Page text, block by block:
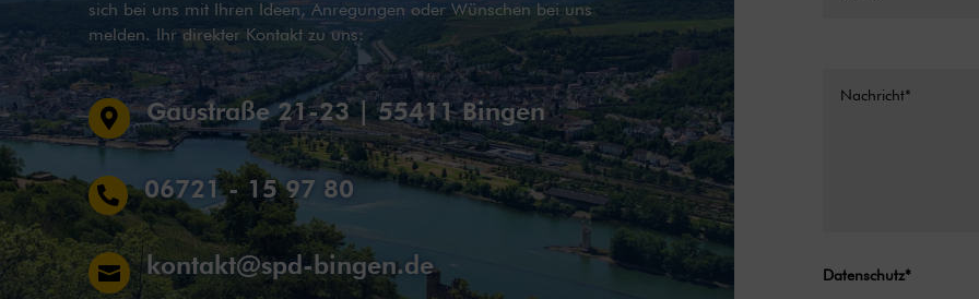
sich bei uns mit Ihren Ideen, Anregungen oder Wünschen bei uns
melden. Ihr direkter Kontakt zu uns:
 Gaustraße 21-23 | 55411 Bingen
 06721 - 15 97 80
 kontakt@spd-bingen.de
Datenschutz*